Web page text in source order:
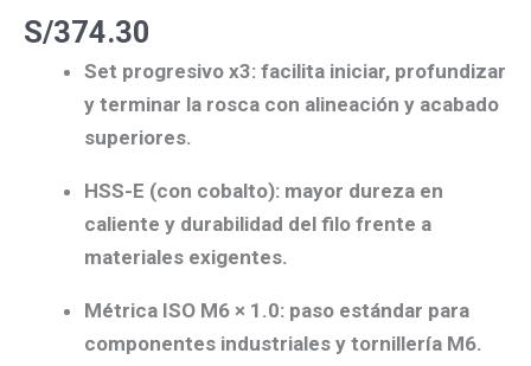
S/374.30
Set progresivo x3: facilita iniciar, profundizar
y terminar la rosca con alineación y acabado
superiores.
HSS-E (con cobalto): mayor dureza en
caliente y durabilidad del filo frente a
materiales exigentes.
Métrica ISO M6 × 1.0: paso estándar para
componentes industriales y tornillería M6.
cantidad